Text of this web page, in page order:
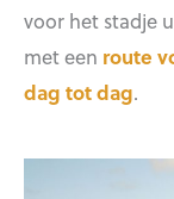
voor het stadje
met een route
dag tot dag.